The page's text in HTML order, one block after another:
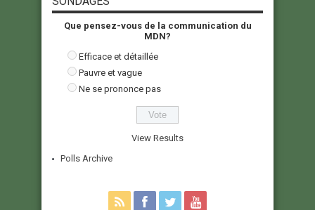
Que pensez-vous de la communication du
MDN?
Efficace et détaillée
Pauvre et vague
Ne se prononce pas
View Results
Polls Archive